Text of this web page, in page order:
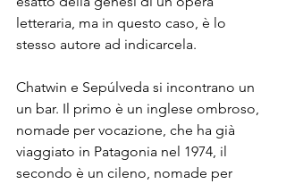
letteraria, ma in questo caso, è lo
stesso autore ad indicarcela.
Chatwin e Sepúlveda si incontrano un
un bar. Il primo è un inglese ombroso,
nomade per vocazione, che ha già
viaggiato in Patagonia nel 1974, il
secondo è un cileno, nomade per